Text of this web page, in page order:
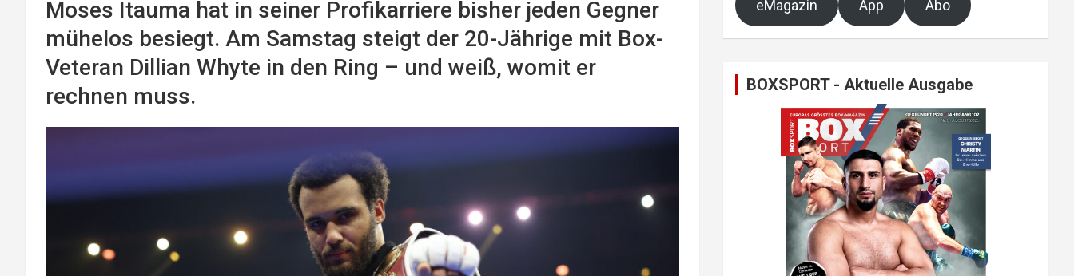
Moses Itauma hat in seiner Profikarriere bisher jeden Gegner
mühelos besiegt. Am Samstag steigt der 20-Jährige mit Box-
Veteran Dillian Whyte in den Ring – und weiß, womit er
rechnen muss.
eMagazin App Abo
BOXSPORT - Aktuelle Ausgabe